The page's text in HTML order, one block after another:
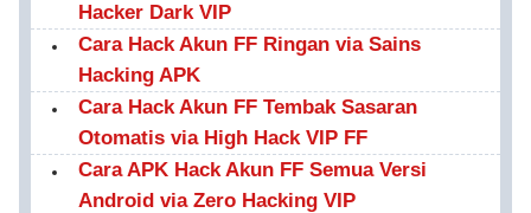
Hacker Dark VIP
Cara Hack Akun FF Ringan via Sains
Hacking APK
Cara Hack Akun FF Tembak Sasaran
Otomatis via High Hack VIP FF
Cara APK Hack Akun FF Semua Versi
Android via Zero Hacking VIP